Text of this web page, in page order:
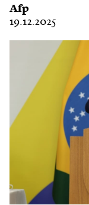
Afp
19.12.2025